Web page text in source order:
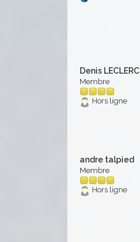
Denis LECLERC
Membre
Hors ligne
andre talpied
Membre
Hors ligne